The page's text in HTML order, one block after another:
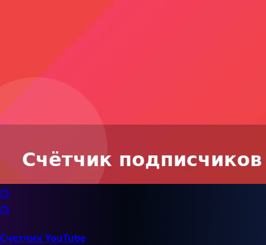
📺
📺
Счетчик YouTube